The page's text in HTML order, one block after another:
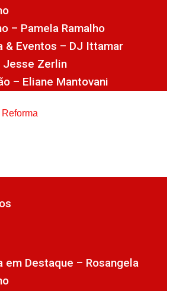
– Pamela Ramalho
& Eventos – DJ Ittamar
Jesse Zerlin
– Eliane Mantovani
em Destaque – Rosangela